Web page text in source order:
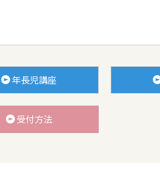
年長児講座
受付方法